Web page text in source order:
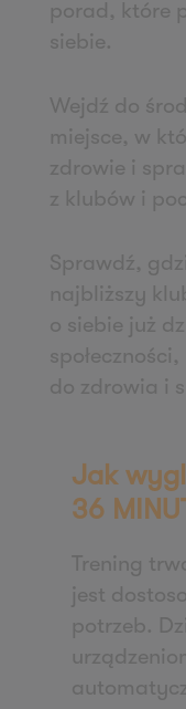
36 MINUT
ul. Długa 5
58-309
36 MINUT
84-200
36 MINUT
ul. Wichrowa
60-114
ul.
61-622
36 MINUT
ul.
64-140
porad, które
siebie.
Wejdź do
miejsce, w
zdrowie i
z klubów i
Sprawdź,
najbliższy
o siebie już
do zdrowia i
Jak
36
Trening
jest
potrzeb.